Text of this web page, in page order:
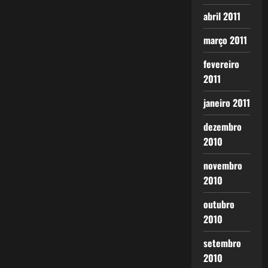
abril 2011
março 2011
fevereiro
2011
janeiro 2011
dezembro
2010
novembro
2010
outubro
2010
setembro
2010